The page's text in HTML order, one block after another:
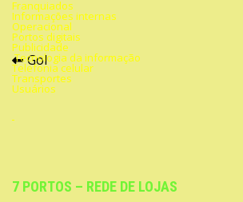
Navegação
de
Post
Gol
Franquiados
Informações internas
Operacional
Portos digitais
Publicidade
Tecnologia da informação
Telefonia celular
Transportes
Usuários
7 PORTOS – REDE DE LOJAS